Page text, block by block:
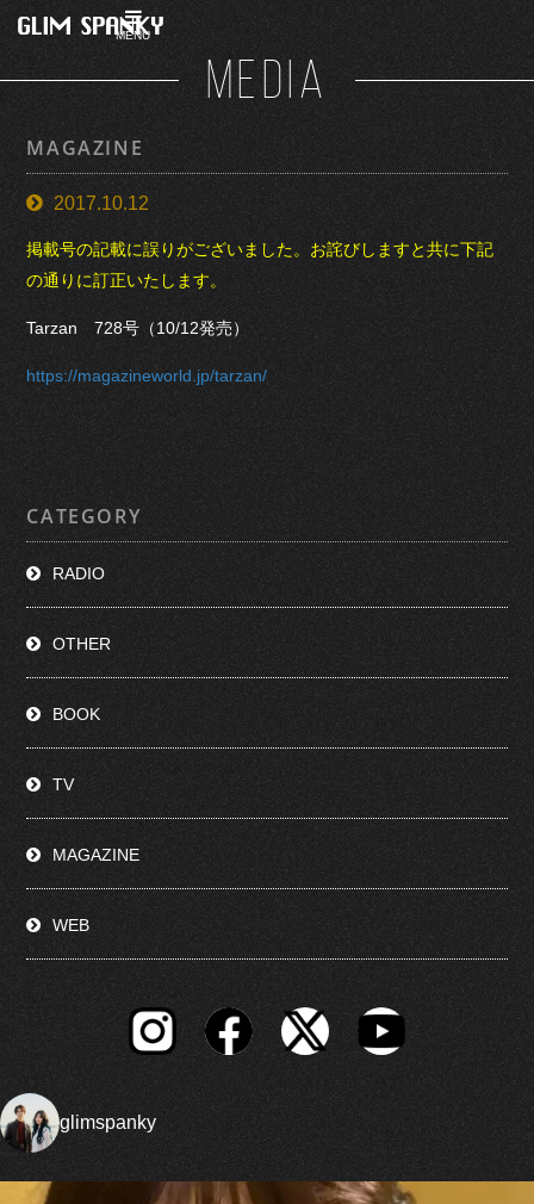
MENU
MEDIA
MAGAZINE
2017.10.12
掲載号の記載に誤りがございました。お詫びしますと共に下記
の通りに訂正いたします。
Tarzan 728号（10/12発売）
https://magazineworld.jp/tarzan/
CATEGORY
RADIO
OTHER
BOOK
TV
MAGAZINE
WEB
glimspanky